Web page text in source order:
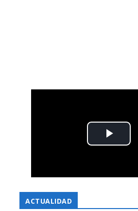
ACTUALIDAD